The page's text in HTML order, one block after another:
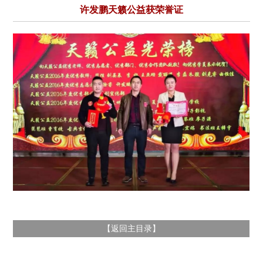
许发鹏天籁公益获荣誉证
【 返回主目录 】